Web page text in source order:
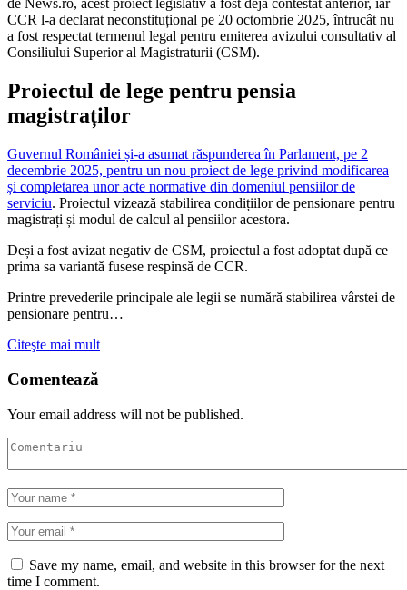
CCR l-a declarat neconstituțional pe 20 octombrie 2025, întrucât nu
a fost respectat termenul legal pentru emiterea avizului consultativ al
Consiliului Superior al Magistraturii (CSM).
Proiectul de lege pentru pensia
magistraților
Guvernul României și-a asumat răspunderea în Parlament, pe 2
decembrie 2025, pentru un nou proiect de lege privind modificarea
și completarea unor acte normative din domeniul pensiilor de
serviciu. Proiectul vizează stabilirea condițiilor de pensionare pentru
magistrați și modul de calcul al pensiilor acestora.
Deși a fost avizat negativ de CSM, proiectul a fost adoptat după ce
prima sa variantă fusese respinsă de CCR.
Printre prevederile principale ale legii se numără stabilirea vârstei de
pensionare pentru…
Citeşte mai mult
Comentează
Your email address will not be published.
Save my name, email, and website in this browser for the next
time I comment.